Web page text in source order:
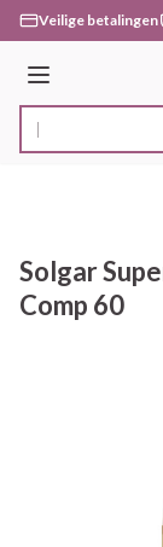
Ga naar de inhoud
Veilige betalingen
Menu
Product, merk,
Solgar
Comp 60